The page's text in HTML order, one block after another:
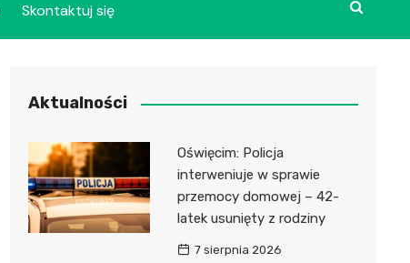
Skontaktuj się
Aktualności
Oświęcim: Policja
interweniuje w sprawie
przemocy domowej – 42-
latek usunięty z rodziny
7 sierpnia 2026